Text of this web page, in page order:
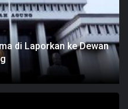
di Laporkan ke Dewan